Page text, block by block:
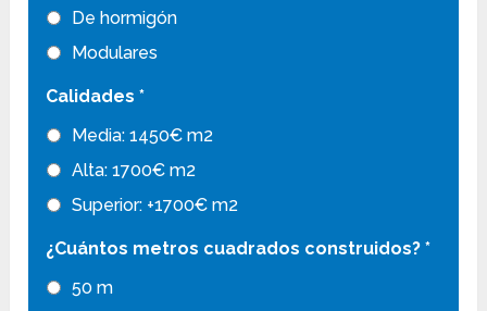
De hormigón
Modulares
Calidades *
Media: 1450€ m2
Alta: 1700€ m2
Superior: +1700€ m2
¿Cuántos metros cuadrados construidos? *
50 m